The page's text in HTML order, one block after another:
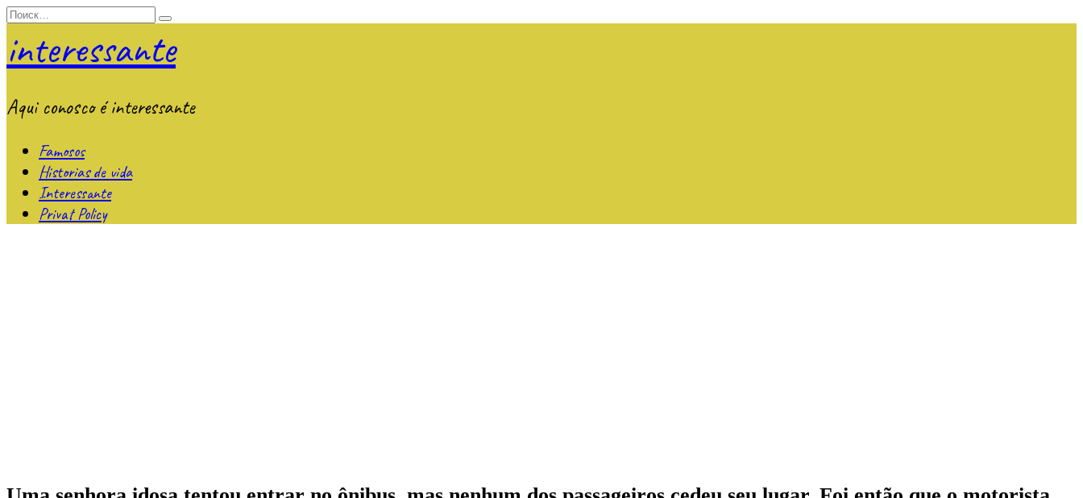
Перейти
содержанию
Search
interessante
Aqui conosco é interessante
Famosos
Historias de vida
Interessante
Privat Policy